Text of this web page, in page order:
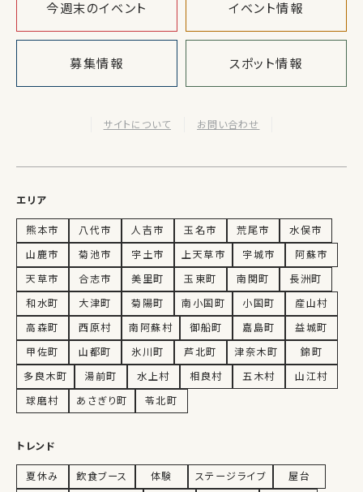
今週末のイベント イベント情報
募集情報 スポット情報
サイトについて お問い合わせ
エリア
熊本市 八代市 人吉市 玉名市 荒尾市
水俣市
山鹿市
菊池市 宇土市 上天草市 宇城市
阿蘇市
天草市
合志市 美里町 玉東町 南関町
長洲町
和水町
大津町 菊陽町 南小国町 小国町
産山村
高森町
西原村 南阿蘇村 御船町 嘉島町
益城町
甲佐町
山都町 氷川町 芦北町 津奈木町
錦町
多良木町
湯前町 水上村 相良村 五木村
山江村
球磨村
あさぎり町 苓北町
トレンド
夏休み 飲食ブース 体験 ステージライブ 屋台